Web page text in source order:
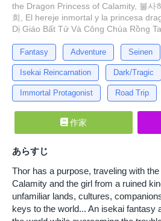
the Dragon Princess of Calamity, 불사
희, El hereje inmortal y la princesa
Dị Giáo Bất Tử Và Công Chúa Rồng
Fantasy Adventure Seinen
Isekai Reincarnation Dark/Tragic
Immortal Protagonist Road Trip
作家
あらすじ
Thor has a purpose, traveling with
Calamity and the girl from a ruined
unfamiliar lands, cultures,
keys to the world... An isekai fantasy